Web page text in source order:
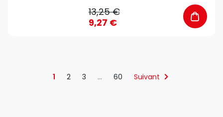
13,25 €
9,27 €
1 2 3 … 60 Suivant